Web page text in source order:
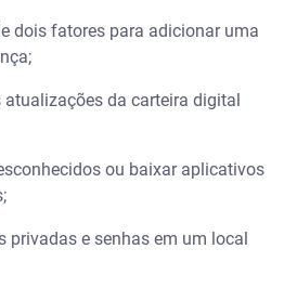
dois fatores para adicionar uma
da carteira digital
ou baixar aplicativos
privadas e senhas em um local